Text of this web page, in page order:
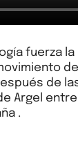
fuerza
de
Argel entre
.